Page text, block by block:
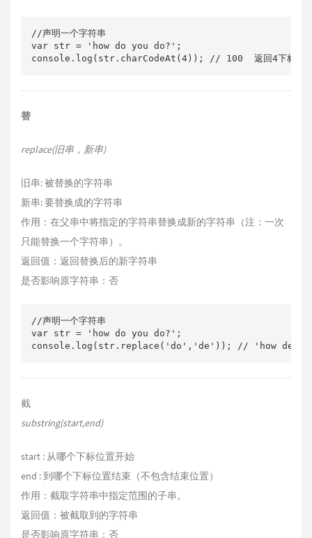
//声明一个字符串
var str = 'how do you do?';
替
replace(旧串，新串)
旧串: 被替换的字符串
新串: 要替换成的字符串
作用：在父串中将指定的字符串替换成新的字符串（注：一次
只能替换一个字符串）。
返回值：返回替换后的新字符串
是否影响原字符串：否
//声明一个字符串
var str = 'how do you do?';
截
substring(start,end)
start : 从哪个下标位置开始
end : 到哪个下标位置结束（不包含结束位置）
作用：截取字符串中指定范围的子串。
返回值：被截取到的字符串
是否影响原字符串：否